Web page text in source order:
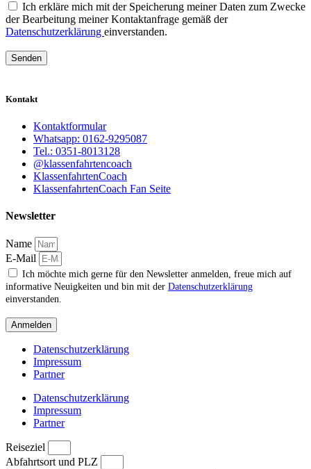
Ich erkläre mich mit der Speicherung meiner Daten zum Zwecke
der Bearbeitung meiner Kontaktanfrage gemäß der
Datenschutzerklärung einverstanden.
Senden
Kontakt
Kontaktformular
Whatsapp: 0162-9295087
Tel.: 0351-8013128
@klassenfahrtencoach
KlassenfahrtenCoach
KlassenfahrtenCoach Fan Seite
Newsletter
Name
E-Mail
Ich möchte mich gerne für den Newsletter anmelden, freue mich auf
informative Neuigkeiten und bin mit der Datenschutzerklärung
einverstanden.
Anmelden
Datenschutzerklärung
Impressum
Partner
Datenschutzerklärung
Impressum
Partner
Reiseziel
Abfahrtsort und PLZ